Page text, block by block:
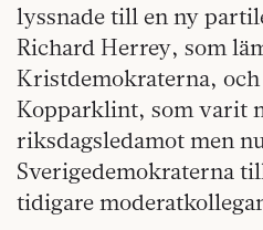
lyssnade till en ny
Richard Herrey, som
Kristdemokraterna,
Kopparklint, som varit
riksdagsledamot men
Sverigedemokraterna
tidigare